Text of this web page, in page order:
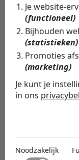
Je website-
(functioneel)
Bijhouden
(statistieken)
Promoties
(marketing)
Je kunt je
in ons
Noodzakelijk
Noodzakelijke
Noodzakelijk
Terug
Deel
Vind
niet